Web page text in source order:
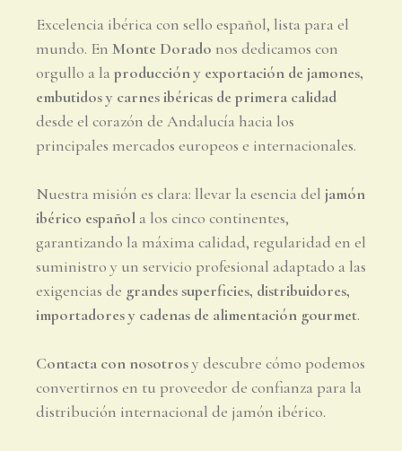
Excelencia ibérica con sello español, lista para el
mundo. En Monte Dorado nos dedicamos con
orgullo a la producción y exportación de jamones,
embutidos y carnes ibéricas de primera calidad
desde el corazón de Andalucía hacia los
principales mercados europeos e internacionales.
Nuestra misión es clara: llevar la esencia del jamón
ibérico española los cinco continentes,
garantizando la máxima calidad, regularidad en el
suministro y un servicio profesional adaptado a las
exigencias de grandes superficies, distribuidores,
importadores y cadenas de alimentación gourmet.
Contacta con nosotrosy descubre cómo podemos
convertirnos en tu proveedor de confianza para la
distribución internacional de jamón ibérico.